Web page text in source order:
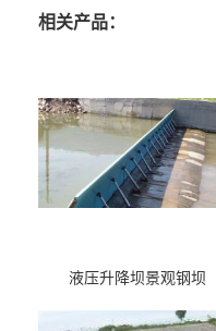
相关产品：
液压升降坝景观钢坝